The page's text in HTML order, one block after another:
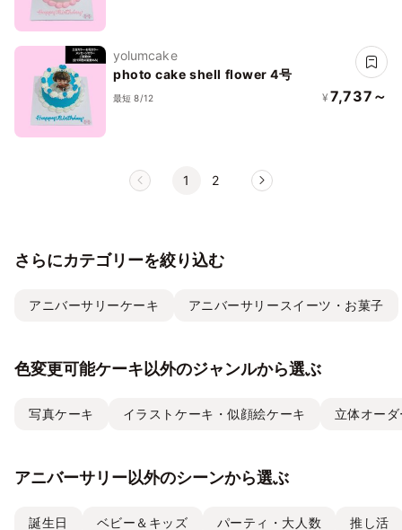
yolumcake
photo cake shell flower 4号
最短 8/12 ¥ 7,737～
1 2
さらにカテゴリーを絞り込む
アニバーサリーケーキ アニバーサリースイーツ・お菓子
色変更可能ケーキ以外のジャンルから選ぶ
写真ケーキ イラストケーキ・似顔絵ケーキ 立体オー
アニバーサリー以外のシーンから選ぶ
誕生日 ベビー＆キッズ パーティ・大人数 推し活